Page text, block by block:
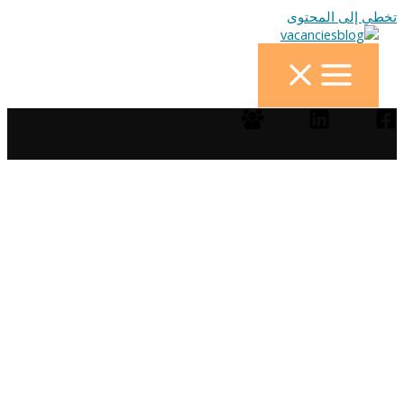
تخطي إلى المحتوى